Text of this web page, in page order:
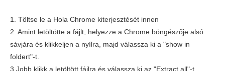
1. Töltse le a Hola Chrome kiterjesztését innen
2. Amint letöltötte a fájlt, helyezze a Chrome böngészője alsó
sávjára és klikkeljen a nyílra, majd válassza ki a "show in
foldert"-t.
3.Jobb klikk a letöltött fájlra és válassza ki az "Extract all"-t.